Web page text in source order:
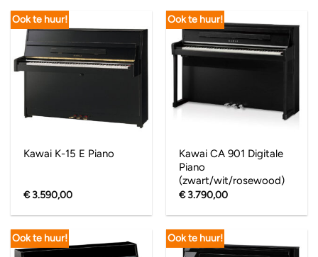
Ook te huur!
Kawai K-15 E Piano
€3.590,00
Ook te huur!
Kawai CA 901 Digitale
Piano
(zwart/wit/rosewood)
€3.790,00
Ook te huur! Ook te huur!